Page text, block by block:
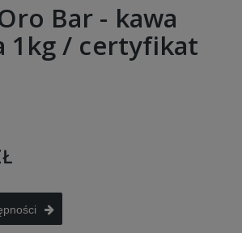
Bar - kawa
1kg / certyfikat